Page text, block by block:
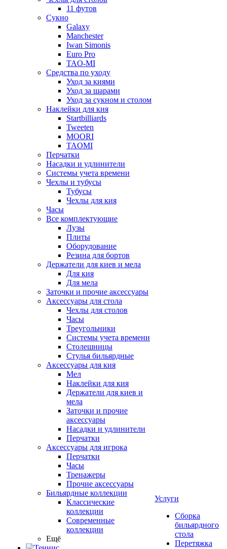
11 футов
Сукно
Galaxy
Manchester
Iwan Simonis
Euro Pro
TAO-MI
Средства по уходу
Уход за киями
Уход за шарами
Уход за сукном и столом
Наклейки для кия
Startbilliards
Tweeten
MOORI
TAOMI
Перчатки
Насадки и удлинители
Системы учета времени
Чехлы и тубусы
Тубусы
Чехлы для кия
Часы
Все комплектующие
Лузы
Плиты
Оборудование
Резина для бортов
Держатели для киев и мела
Для кия
Для мела
Заточки и прочие аксессуары
Аксессуары для стола
Чехлы для столов
Часы
Треугольники
Системы учета времени
Столешницы
Стулья бильярдные
Аксессуары для кия
Мел
Наклейки для кия
Держатели для киев и
мела
Заточки и прочие
аксессуары
Насадки и удлинители
Перчатки
Аксессуары для игрока
Перчатки
Часы
Тренажеры
Прочие аксессуары
Бильярдные коллекции
Классические
коллекции
Современные
коллекции
Ещё
Услуги
Сборка
бильярдного
стола
Перетяжка